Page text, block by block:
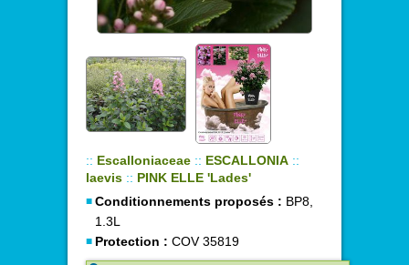
:: Escalloniaceae :: ESCALLONIA ::
laevis :: PINK ELLE 'Lades'
Conditionnements proposés : BP8,
1.3L
Protection : COV 35819